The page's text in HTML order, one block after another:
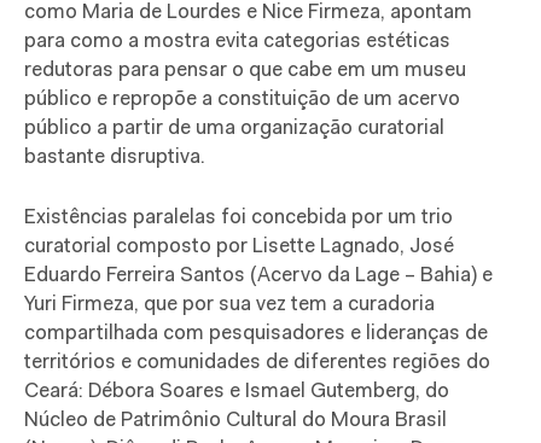
como Maria de Lourdes e Nice Firmeza, apontam
para como a mostra evita categorias estéticas
redutoras para pensar o que cabe em um museu
público e repropõe a constituição de um acervo
público a partir de uma organização curatorial
bastante disruptiva.
Existências paralelas foi concebida por um trio
curatorial composto por Lisette Lagnado, José
Eduardo Ferreira Santos (Acervo da Lage – Bahia) e
Yuri Firmeza, que por sua vez tem a curadoria
compartilhada com pesquisadores e lideranças de
territórios e comunidades de diferentes regiões do
Ceará: Débora Soares e Ismael Gutemberg, do
Núcleo de Patrimônio Cultural do Moura Brasil